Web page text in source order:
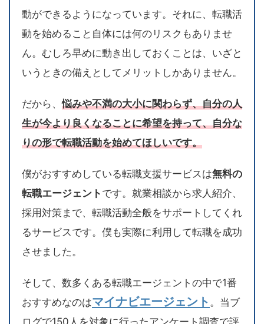
動ができるようになっています。それに、転職活
動を始めること自体には何のリスクもありませ
ん。むしろ早めに動き出しておくことは、いざと
いうときの備えとしてメリットしかありません。
だから、悩みや不満の大小に関わらず、自分の人
生が今より良くなることに希望を持って、自分な
りの形で転職活動を始めてほしいです。
僕がおすすめしている転職支援サービスは無料の
転職エージェント です。就業相談から求人紹介、
採用対策まで、転職活動全般をサポートしてくれ
るサービスです。僕も実際に利用して転職を成功
させました。
そして、数多くある転職エージェントの中で1番
おすすめなのはマイナビエージェント 。当ブ
ログで150人を対象に行ったアンケート調査で評